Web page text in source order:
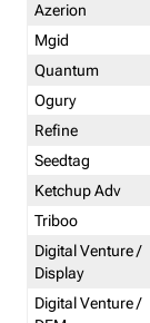
Azerion
Mgid
Quantum
Ogury
Refine
Seedtag
Ketchup Adv
Triboo
Digital Venture /
Display
Digital Venture /